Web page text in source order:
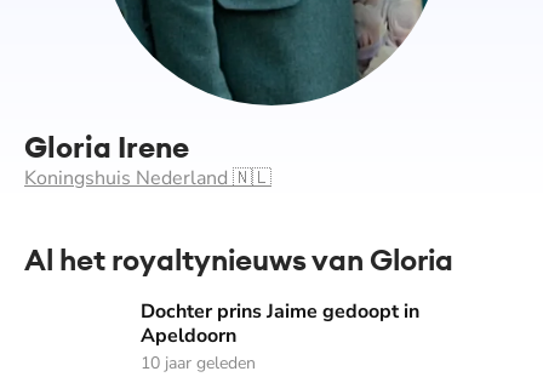
Gloria Irene
Koningshuis Nederland 🇳🇱
Al het royaltynieuws van Gloria
Dochter prins Jaime gedoopt in Apeldoorn
Dochter prins Jaime gedoopt in
Apeldoorn
10 jaar geleden